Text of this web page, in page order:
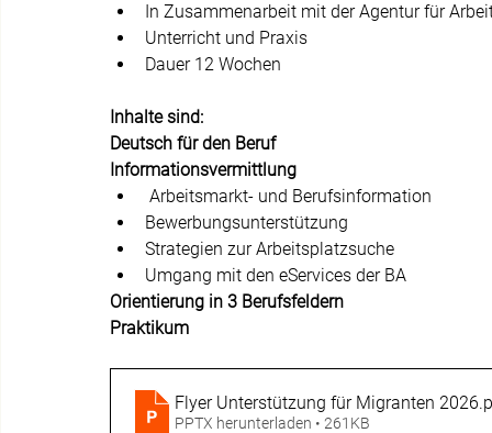
In Zusammenarbeit mit der Agentur für
Unterricht und Praxis
Dauer 12 Wochen
Inhalte sind:
Deutsch für den Beruf
Informationsvermittlung
Arbeitsmarkt- und Berufsinformation
Bewerbungsunterstützung
Strategien zur Arbeitsplatzsuche
Umgang mit den eServices der BA
Orientierung in 3 Berufsfeldern
Praktikum
Flyer Unterstützung für Migranten 2026
PPTX herunterladen • 261KB